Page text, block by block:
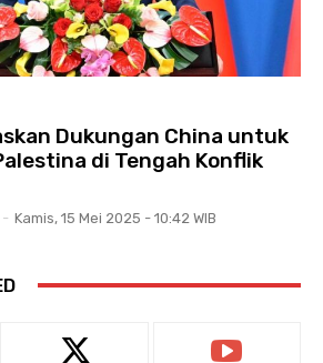
Dukungan China untuk
di Tengah Konflik
- Kamis, 15 Mei 2025 - 10:42 WIB